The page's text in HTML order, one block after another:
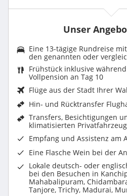
Unser
Eine 13-tägige Rundreise
den genannten oder
Frühstück inklusive
Vollpension an Tag 10
Flüge aus der Stadt Ihrer
Hin- und Rücktransfer
Transfers, Besichtigungen
klimatisierten
Empfang und Assistenz am
Eine Flasche Wein bei der
Lokale deutsch- oder
bei den Besuchen in
Mahabalipuram,
Tanjore, Trichy, Madurai,